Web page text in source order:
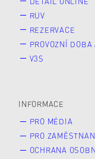
RUV
REZERVACE
PROVOZNÍ DOBA
V3S
INFORMACE
PRO MÉDIA
PRO
OCHRANA